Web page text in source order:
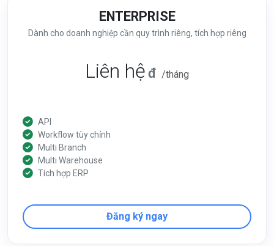
ENTERPRISE
Dành cho doanh nghiệp cần quy trình riêng, tích hợp riêng
Liên hệ đ /tháng
API
Workflow tùy chỉnh
Multi Branch
Multi Warehouse
Tích hợp ERP
Đăng ký ngay